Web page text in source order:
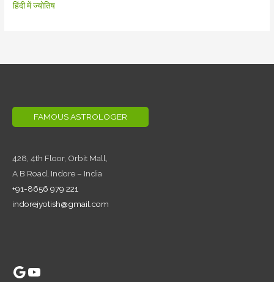
हिंदी में ज्योतिष
FAMOUS ASTROLOGER
428, 4th Floor, Orbit Mall,
A B Road, Indore – India
+91-8656 979 221
indorejyotish@gmail.com
Google
YouTube